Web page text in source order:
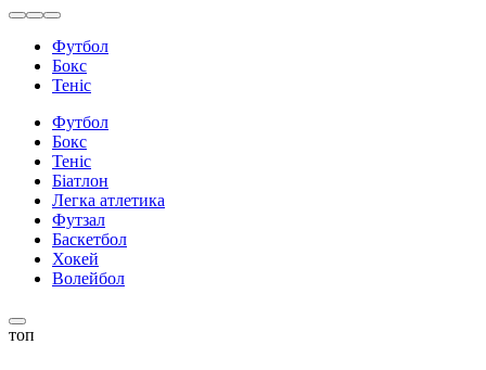
Футбол
Бокс
Теніс
Футбол
Бокс
Теніс
Біатлон
Легка атлетика
Футзал
Баскетбол
Хокей
Волейбол
топ